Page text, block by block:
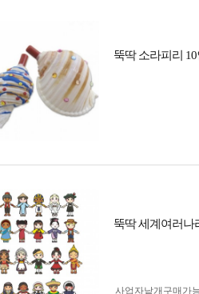
뚝딱 소라피리
뚝딱 세계여러나
사업자 낱개구매가